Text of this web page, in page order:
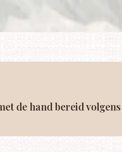
de hand bereid volgens